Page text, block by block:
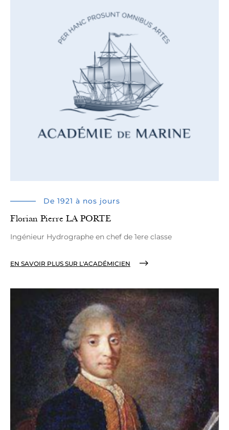
De 1921 à nos jours
Florian Pierre LA PORTE
Ingénieur Hydrographe en chef de 1ere classe
EN SAVOIR PLUS SUR L'ACADÉMICIEN